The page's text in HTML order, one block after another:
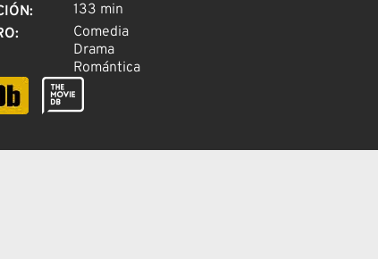
:
133 min
:
Comedia
Drama
Romántica